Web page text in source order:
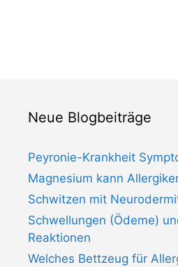
Neue Blogbeiträge
Peyronie-Krankheit
Magnesium kann
Schwitzen mit
Schwellungen (Ödeme)
Reaktionen
Welches Bettzeug für